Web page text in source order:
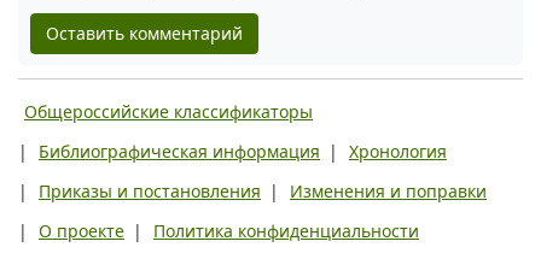
Оставить комментарий
Общероссийские классификаторы
|
Библиографическая информация |
Хронология
|
Приказы и постановления |
Изменения и поправки
|
О проекте | Политика конфиденциальности